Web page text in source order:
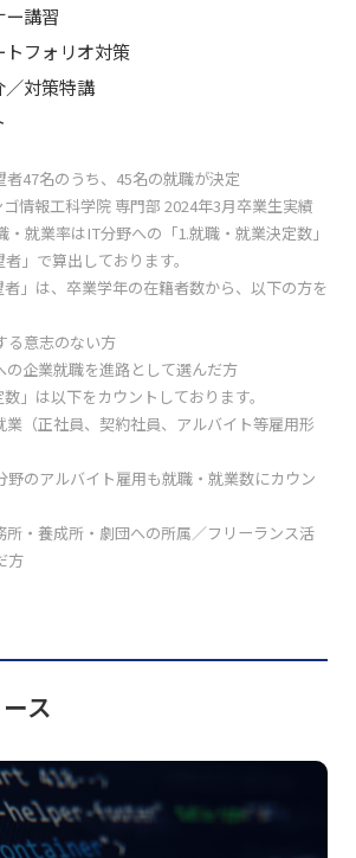
ー講習
フォリオ対策
対策特講
者47名のうち、45名の就職が決定
ゴ情報工科学院 専門部 2024年3月卒業生実績
・就業率はIT分野への「1.就職・就業決定数」
」で算出しております。
者」は、卒業学年の在籍者数から、以下の方を
意志のない方
企業就職を進路として選んだ方
」は以下をカウントしております。
（正社員、契約社員、アルバイト等雇用形
のアルバイト雇用も就職・就業数にカウン
・養成所・劇団への所属／フリーランス活
方
ス